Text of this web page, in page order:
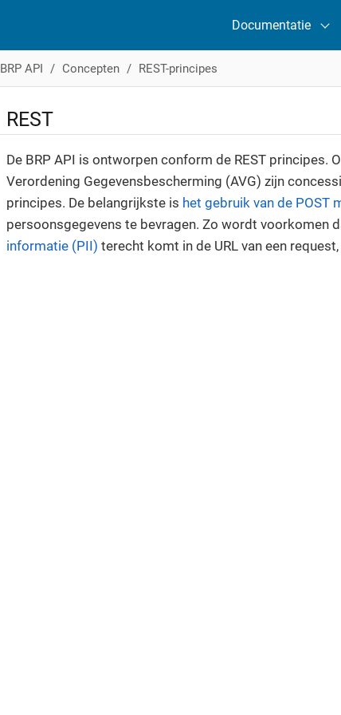
Documentatie
BRP API Concepten REST-principes
REST
De BRP API is ontworpen conform de REST principes.
Verordening Gegevensbescherming (AVG) zijn
principes. De belangrijkste is het gebruik van de POST
persoonsgegevens te bevragen. Zo wordt voorkomen
informatie (PII) terecht komt in de URL van een